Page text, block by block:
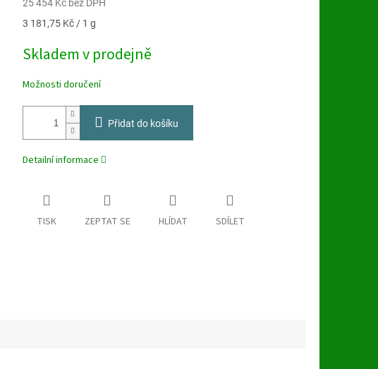
25 454 Kč bez DPH
Měrná
3 181,75 Kč / 1 g
Skladem v prodejně
Možnosti doručení
Přidat do košíku
Detailní informace
TISK ZEPTAT SE HLÍDAT SDÍLET